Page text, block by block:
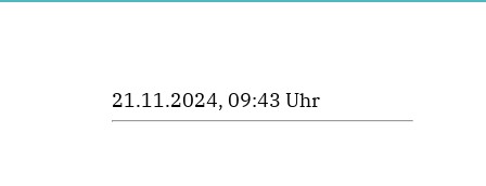
21.11.2024, 09:43 Uhr